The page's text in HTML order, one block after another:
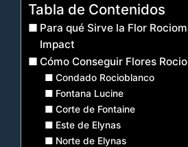
Tabla de Contenidos
Para qué Sirve la Flor
Impact
Cómo Conseguir Flores
Condado Rocioblanco
Fontana Lucine
Corte de Fontaine
Este de Elynas
Norte de Elynas